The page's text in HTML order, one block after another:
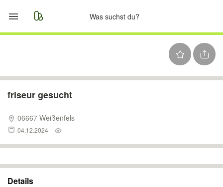
Nachrichten
Anzeige aufgeben
friseur gesucht
06667 Weißenfels
04.12.2024
Details